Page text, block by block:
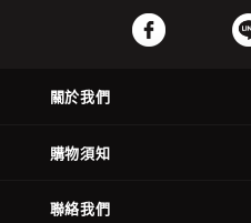
關於我們
購物須知
聯絡我們